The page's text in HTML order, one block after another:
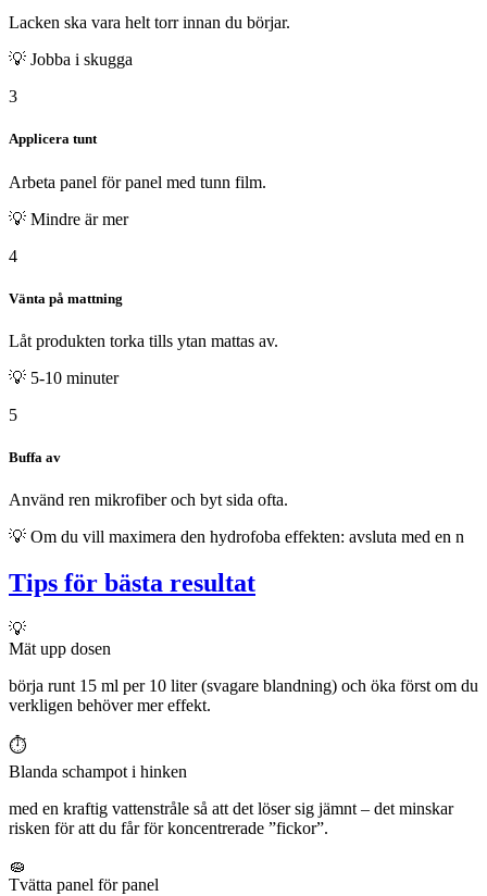
Lacken ska vara helt torr innan du börjar.
💡 Jobba i skugga
3
Applicera tunt
Arbeta panel för panel med tunn film.
💡 Mindre är mer
4
Vänta på mattning
Låt produkten torka tills ytan mattas av.
💡 5-10 minuter
5
Buffa av
Använd ren mikrofiber och byt sida ofta.
💡 Om du vill maximera den hydrofoba effekten: avsluta med en n
Tips för bästa resultat
💡
Mät upp dosen
börja runt 15 ml per 10 liter (svagare blandning) och öka först om du
verkligen behöver mer effekt.
⏱️
Blanda schampot i hinken
med en kraftig vattenstråle så att det löser sig jämnt – det minskar
risken för att du får för koncentrerade ”fickor”.
🧽
Tvätta panel för panel